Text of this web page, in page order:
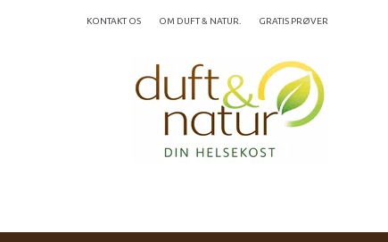
KONTAKT OS OM DUFT & NATUR. GRATIS PRØVER